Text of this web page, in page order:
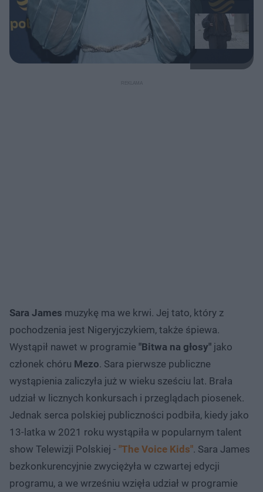
Sara James muzykę ma we krwi. Jej tato, który z
pochodzenia jest Nigeryjczykiem, także śpiewa.
Wystąpił nawet w programie "Bitwa na głosy" jako
członek chóru Mezo. Sara pierwsze publiczne
wystąpienia zaliczyła już w wieku sześciu lat. Brała
udział w licznych konkursach i przeglądach piosenek.
Jednak serca polskiej publiczności podbiła, kiedy jako
13-latka w 2021 roku wystąpiła w popularnym talent
show Telewizji Polskiej - "The Voice Kids". Sara James
bezkonkurencyjnie zwyciężyła w czwartej edycji
programu, a we wrześniu wzięła udział w programie